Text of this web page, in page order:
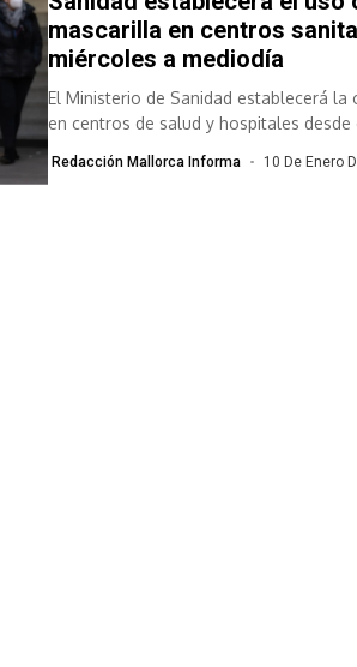
mascarilla en centros
miércoles a mediodía
El Ministerio de Sanidad establecerá
en centros de salud y hospitales
Redacción Mallorca Informa 10 De Enero